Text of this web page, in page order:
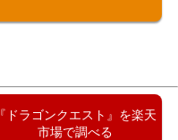
『ドラゴンクエスト』を楽天
市場で調べる